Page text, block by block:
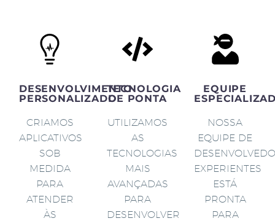
DESENVOLVIMENTO
PERSONALIZADO
CRIAMOS
APLICATIVOS
SOB
MEDIDA
PARA
ATENDER
ÀS
TECNOLOGIA
DE PONTA
UTILIZAMOS
AS
TECNOLOGIAS
MAIS
AVANÇADAS
PARA
DESENVOLVER
EQUIPE
NOSSA
EQUIPE DE
EXPERIENTES
ESTÁ
PRONTA
PARA